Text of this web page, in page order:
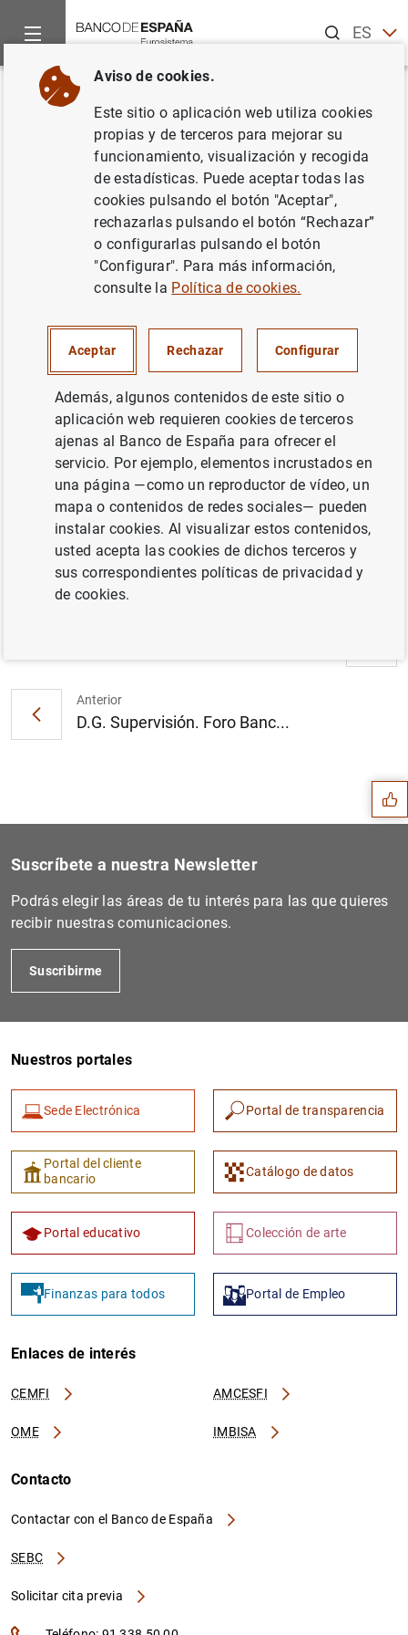
ESEN
Inicio Noticias y eventos
Volver
Subgobernadora. Una
conversación sobre el futuro de
la supervisión en el MUS
Encuentro entre la subgobernadora, Margarita Delgado y
el presidente del Financial Stability Institute, Fernando
Restoy, para dialogar sobre el informe de expertos sobre
cambios en la metodología del "Supervisory Review and
Evaluation Process".
Anterior
D.G. Supervisión. Foro Banc... Sugerencias
Suscríbete a nuestra Newsletter
Podrás elegir las áreas de tu interés para las que quieres
recibir nuestras comunicaciones.
Suscribirme
Nuestros portales
Sede Electrónica Portal de transparencia
Portal del cliente
bancario
Catálogo de datos
Portal educativo Colección de arte
Finanzas para todos Portal de Empleo
Enlaces de interés
CEMFI AMCESFI
OME IMBISA
Contacto
Contactar con el Banco de España
SEBC
Solicitar cita previa
Aviso de cookies.
Este sitio o aplicación web utiliza cookies
propias y de terceros para mejorar su
funcionamiento, visualización y recogida
de estadísticas. Puede aceptar todas las
cookies pulsando el botón "Aceptar",
rechazarlas pulsando el botón “Rechazar”
o configurarlas pulsando el botón
"Configurar". Para más información,
consulte la Política de cookies.
Aceptar Rechazar Configurar
Además, algunos contenidos de este sitio o
aplicación web requieren cookies de terceros
ajenas al Banco de España para ofrecer el
servicio. Por ejemplo, elementos incrustados en
una página —como un reproductor de vídeo, un
mapa o contenidos de redes sociales— pueden
instalar cookies. Al visualizar estos contenidos,
usted acepta las cookies de dichos terceros y
sus correspondientes políticas de privacidad y
de cookies.